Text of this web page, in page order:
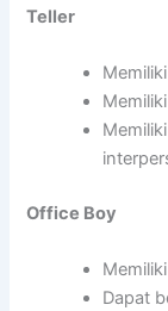
Teller
Office Boy
Dapat